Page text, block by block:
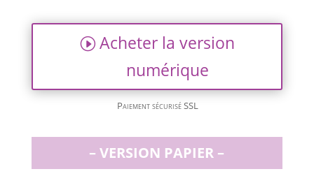
Acheter la version
numérique
Paiement sécurisé SSL
– VERSION PAPIER –